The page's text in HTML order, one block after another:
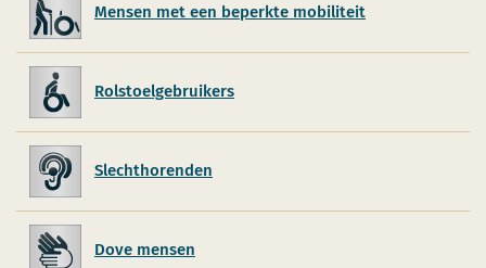
Mensen met een beperkte mobiliteit
Rolstoelgebruikers
Slechthorenden
Dove mensen